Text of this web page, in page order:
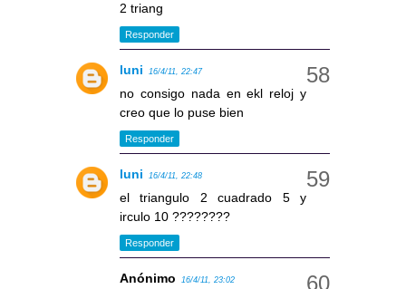
2 triang
Responder
luni 16/4/11, 22:47
no consigo nada en ekl reloj y
creo que lo puse bien
Responder
luni 16/4/11, 22:48
el triangulo 2 cuadrado 5 y
irculo 10 ????????
Responder
Anónimo 16/4/11, 23:02